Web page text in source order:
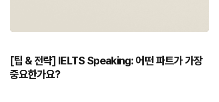
[팁 & 전략] IELTS Speaking: 어떤 파트가 가장
중요한가요?